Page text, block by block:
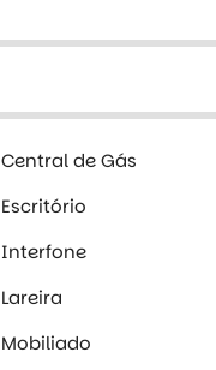
Central de Gás
Escritório
Interfone
Lareira
Mobiliado